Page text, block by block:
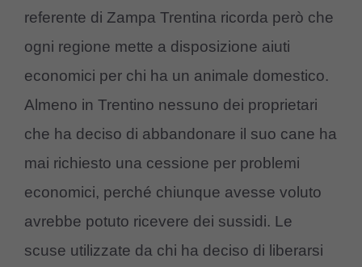
referente di Zampa Trentina ricorda però che
ogni regione mette a disposizione aiuti
economici per chi ha un animale domestico.
Almeno in Trentino nessuno dei proprietari
che ha deciso di abbandonare il suo cane ha
mai richiesto una cessione per problemi
economici, perché chiunque avesse voluto
avrebbe potuto ricevere dei sussidi. Le
scuse utilizzate da chi ha deciso di liberarsi